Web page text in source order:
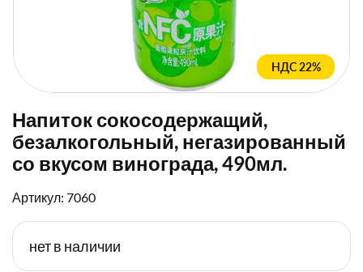
НДС 22%
Напиток сокосодержащий,
безалкогольный, негазированный
со вкусом винограда, 490мл.
Артикул: 7060
нет в наличии